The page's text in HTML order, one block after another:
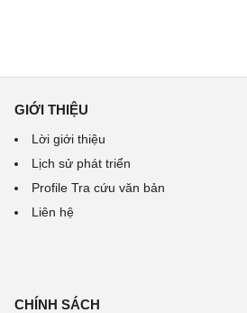
GIỚI THIỆU
Lời giới thiệu
Lịch sử phát triển
Profile Tra cứu văn bản
Liên hệ
CHÍNH SÁCH